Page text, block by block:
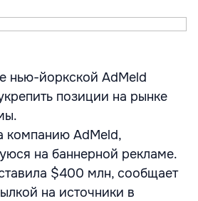
нью-йоркской AdMeld
позиции на рынке
компанию AdMeld,
на баннерной рекламе.
$400 млн, сообщает
на источники в